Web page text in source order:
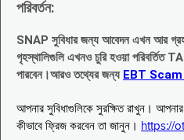
পরিবর্তন:
SNAP সুবিধার জন্য আবেদন এখন আর
গৃহস্থালিগুলি এখনও চুরি হওয়া পরিবর্তিত
পারবেন।আরও তথ্যের জন্য EBT
আপনার সুবিধাগুলিকে সুরক্ষিত রাখুন।
কীভাবে ফ্রিজ করবেন তা জানুন। https://